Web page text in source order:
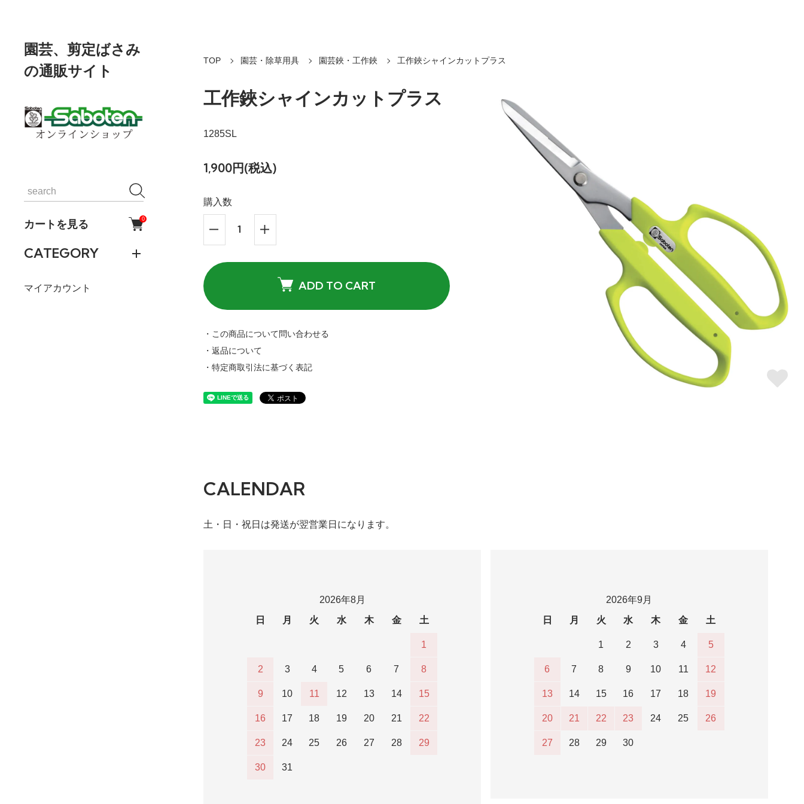
園芸、剪定ばさみ
の通販サイト
カートを見る 0
CATEGORY
マイアカウント
TOP 園芸・除草用具 園芸鋏・工作鋏 工作鋏シャインカットプラス
工作鋏シャインカットプラス
1285SL
1,900円(税込)
購入数
ADD TO CART
・この商品について問い合わせる
・返品について
・特定商取引法に基づく表記
CALENDAR
土・日・祝日は発送が翌営業日になります。
2026年8月
日
月 火 水 木 金 土
1
2 3 4 5 6 7 8
9 10 11 12 13 14 15
16 17 18 19 20 21 22
23 24 25 26 27 28 29
30 31
2026年9月
日
月 火 水 木 金 土
1 2 3 4 5
6 7 8 9 10 11 12
13 14 15 16 17 18 19
20 21 22 23 24 25 26
27 28 29 30